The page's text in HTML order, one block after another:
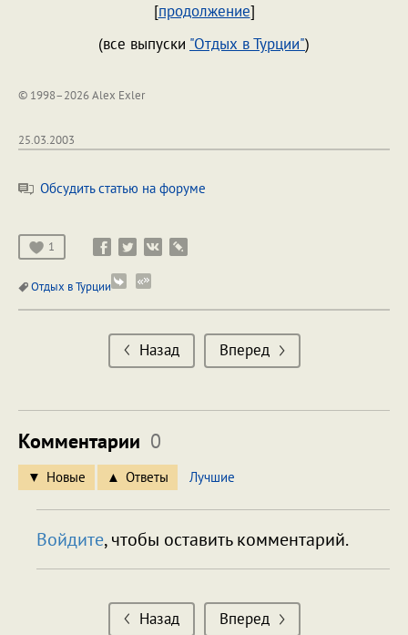
[продолжение]
(все выпуски "Отдых в Турции")
© 1998–2026 Alex Exler
25.03.2003
Обсудить статью на форуме
1
Отдых в Турции
Назад Вперед
Комментарии 0
Новые Ответы Лучшие
Войдите, чтобы оставить комментарий.
Назад Вперед